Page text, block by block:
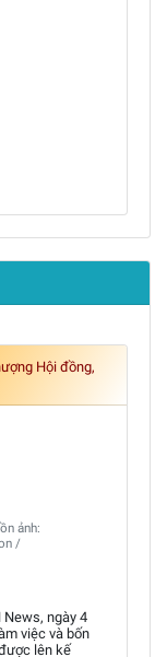
Hội đồng,
ảnh:
/
News, ngày 4
việc và bốn
lên kế